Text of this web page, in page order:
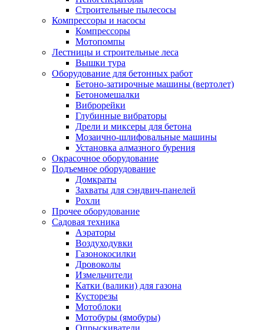
Строительные пылесосы
Компрессоры и насосы
Компрессоры
Мотопомпы
Лестницы и строительные леса
Вышки тура
Оборудование для бетонных работ
Бетоно-затирочные машины (вертолет)
Бетономешалки
Виброрейки
Глубинные вибраторы
Дрели и миксеры для бетона
Мозаично-шлифовальные машины
Установка алмазного бурения
Окрасочное оборудование
Подъемное оборудование
Домкраты
Захваты для сэндвич-панелей
Рохли
Прочее оборудование
Садовая техника
Аэраторы
Воздуходувки
Газонокосилки
Дровоколы
Измельчители
Катки (валики) для газона
Кусторезы
Мотоблоки
Мотобуры (ямобуры)
Опрыскиватели